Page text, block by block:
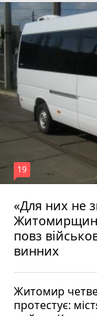
«Для них не
повз
винних
19
17 липня 2026 р.
Житомир
протестує: